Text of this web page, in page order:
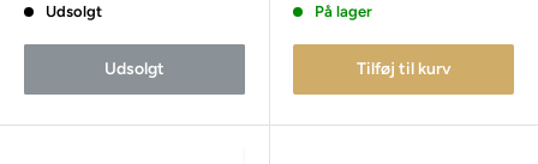
Udsolgt
Udsolgt
På lager
Tilføj til kurv